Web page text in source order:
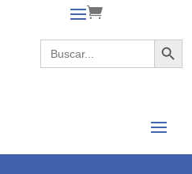
Buscar: Botón de